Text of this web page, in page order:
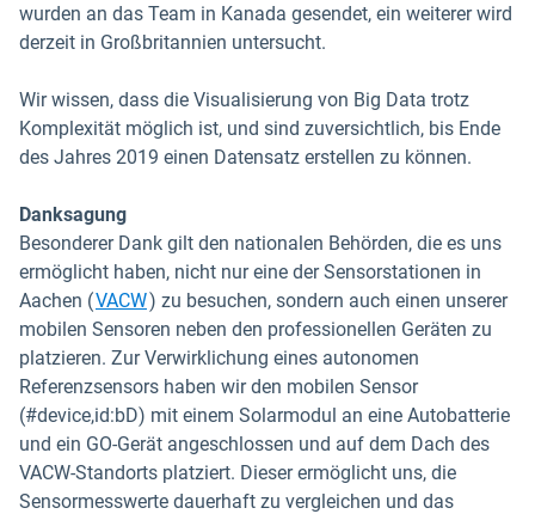
wurden an das Team in Kanada gesendet, ein weiterer wird
derzeit in Großbritannien untersucht.
Wir wissen, dass die Visualisierung von Big Data trotz
Komplexität möglich ist, und sind zuversichtlich, bis Ende
des Jahres 2019 einen Datensatz erstellen zu können.
Danksagung
Besonderer Dank gilt den nationalen Behörden, die es uns
ermöglicht haben, nicht nur eine der Sensorstationen in
Aachen (VACWIn neuem Fenster öffnen
) zu besuchen, sondern auch einen unserer
mobilen Sensoren neben den professionellen Geräten zu
platzieren. Zur Verwirklichung eines autonomen
Referenzsensors haben wir den mobilen Sensor
(#device,id:bD) mit einem Solarmodul an eine Autobatterie
und ein GO-Gerät angeschlossen und auf dem Dach des
VACW-Standorts platziert. Dieser ermöglicht uns, die
Sensormesswerte dauerhaft zu vergleichen und das